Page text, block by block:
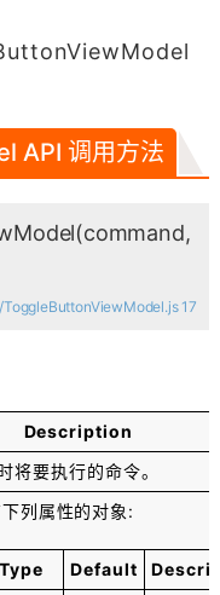
API 调用方法
(command,
17
Description
将要执行的命令。
列属性的对象:
Type Default